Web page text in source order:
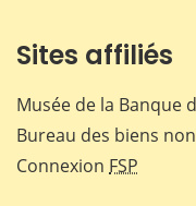
Sites affiliés
Musée de la Banque
Bureau des biens
Connexion FSP